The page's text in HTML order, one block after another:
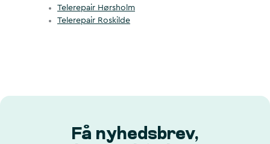
Telerepair Hørsholm
Telerepair Roskilde
Få nyhedsbrev,